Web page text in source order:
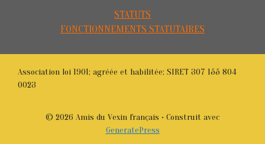
STATUTS
FONCTIONNEMENTS STATUTAIRES
Association loi 1901; agréée et habilitée; SIRET 307 155 804
0023
© 2026 Amis du Vexin français • Construit avec
GeneratePress